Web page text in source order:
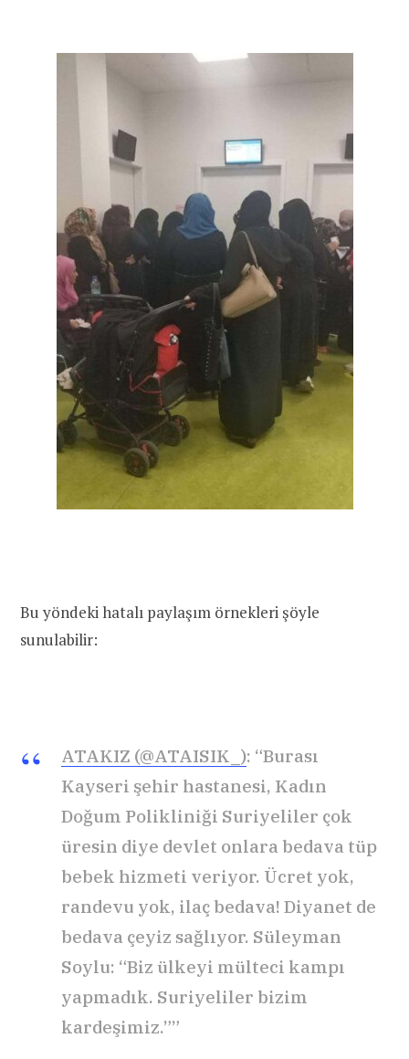
Bu yöndeki hatalı paylaşım örnekleri şöyle
sunulabilir:
ATAKIZ (@ATAISIK_): “Burası
Kayseri şehir hastanesi, Kadın
Doğum Polikliniği Suriyeliler çok
üresin diye devlet onlara bedava tüp
bebek hizmeti veriyor. Ücret yok,
randevu yok, ilaç bedava! Diyanet de
bedava çeyiz sağlıyor. Süleyman
Soylu: “Biz ülkeyi mülteci kampı
yapmadık. Suriyeliler bizim
kardeşimiz.””